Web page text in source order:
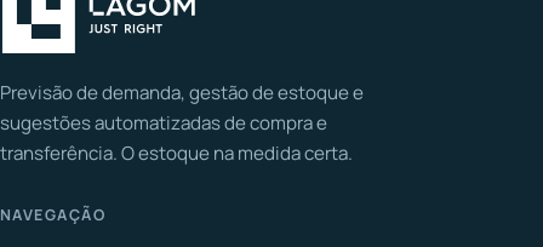
Previsão de demanda, gestão de estoque e
sugestões automatizadas de compra e
transferência. O estoque na medida certa.
NAVEGAÇÃO